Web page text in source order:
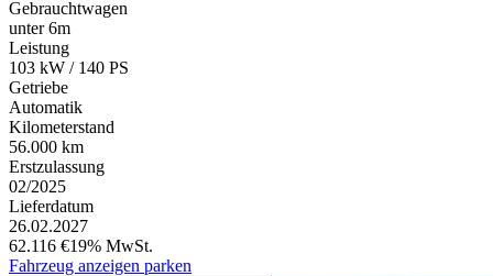
Gebrauchtwagen
unter 6m
Leistung
103 kW / 140 PS
Getriebe
Automatik
Kilometerstand
56.000 km
Erstzulassung
02/2025
Lieferdatum
26.02.2027
62.116 €19% MwSt.
Fahrzeug anzeigen parken